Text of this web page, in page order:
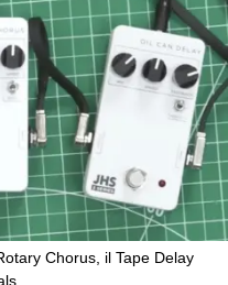
Chorus, il Tape Delay